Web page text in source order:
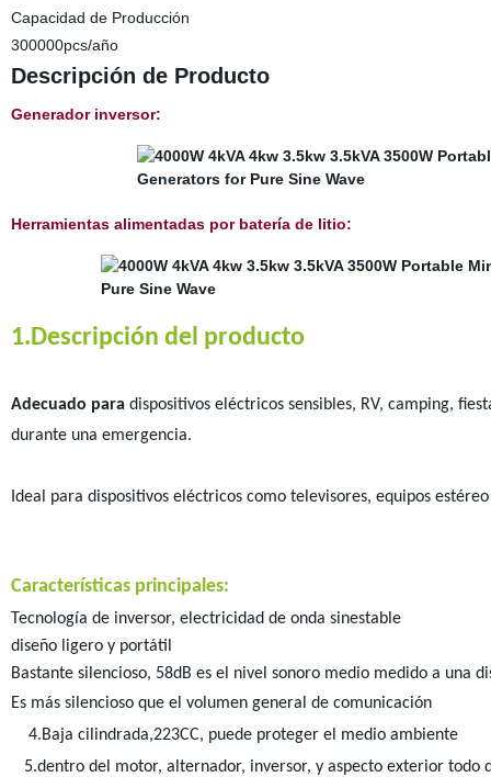
Capacidad de Producción
300000pcs/año
Descripción de Producto
Generador inversor:
Herramientas alimentadas por batería de litio:
1.Descripción del producto
Adecuado para dispositivos eléctricos sensibles, RV, camping,
durante una emergencia.
Ideal para dispositivos eléctricos como televisores, equipos
Características principales:
Tecnología de inversor, electricidad de onda sinestable
diseño ligero y portátil
Bastante silencioso, 58dB es el nivel sonoro medio medido a una
Es más silencioso que el volumen general de comunicación
4.Baja cilindrada,223CC, puede proteger el medio ambiente
5.dentro del motor, alternador, inversor, y aspecto exterior todo